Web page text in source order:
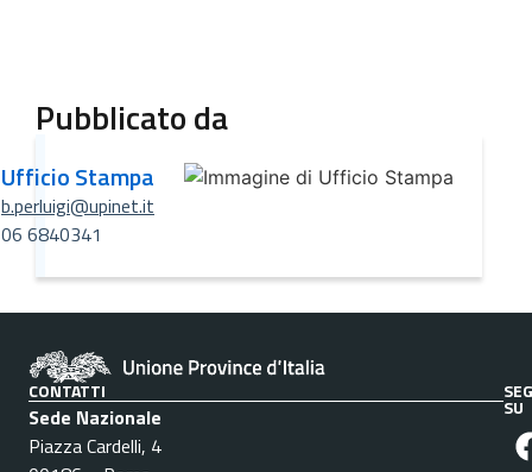
Pubblicato da
Ufficio Stampa
b.perluigi@upinet.it
06 6840341
CONTATTI
Sede Nazionale
Piazza Cardelli, 4
SU